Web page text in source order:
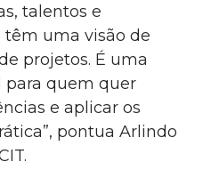
talentos e
têm uma visão de
projetos. É uma
quem quer
e aplicar os
pontua Arlindo